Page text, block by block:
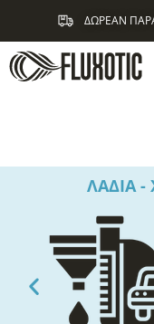
Μετάβαση
περιεχόμενο
ΔΩΡΕΑΝ
ΛΑΔΙΑ -